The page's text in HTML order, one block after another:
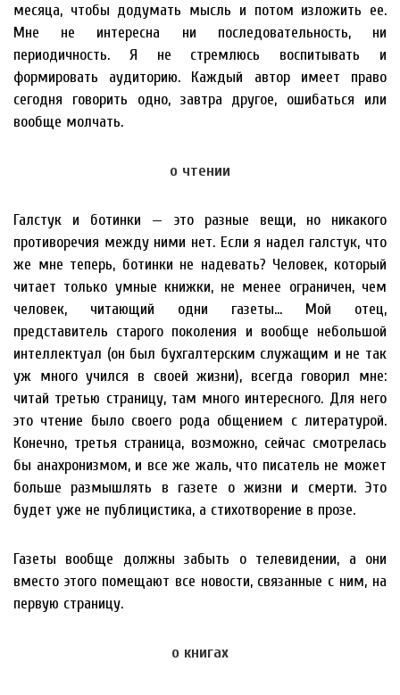
месяца, чтобы додумать мысль и потом изложить ее.
Мне не интересна ни последовательность, ни
периодичность. Я не стремлюсь воспитывать и
формировать аудиторию. Каждый автор имеет право
сегодня говорить одно, завтра другое, ошибаться или
вообще молчать.
о чтении
Галстук и ботинки — это разные вещи, но никакого
противоречия между ними нет. Если я надел галстук, что
же мне теперь, ботинки не надевать? Человек, который
читает только умные книжки, не менее ограничен, чем
человек, читающий одни газеты… Мой отец,
представитель старого поколения и вообще небольшой
интеллектуал (он был бухгалтерским служащим и не так
уж много учился в своей жизни), всегда говорил мне:
читай третью страницу, там много интересного. Для него
это чтение было своего рода общением с литературой.
Конечно, третья страница, возможно, сейчас смотрелась
бы анахронизмом, и все же жаль, что писатель не может
больше размышлять в газете о жизни и смерти. Это
будет уже не публицистика, а стихотворение в прозе.
Газеты вообще должны забыть о телевидении, а они
вместо этого помещают все новости, связанные с ним, на
первую страницу.
о книгах